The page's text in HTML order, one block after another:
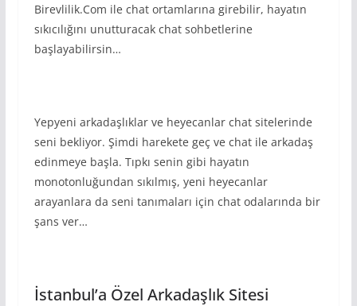
Birevlilik.Com ile chat ortamlarına girebilir, hayatın
sıkıcılığını unutturacak chat sohbetlerine
başlayabilirsin…
Yepyeni arkadaşlıklar ve heyecanlar chat sitelerinde
seni bekliyor. Şimdi harekete geç ve chat ile arkadaş
edinmeye başla. Tıpkı senin gibi hayatın
monotonluğundan sıkılmış, yeni heyecanlar
arayanlara da seni tanımaları için chat odalarında bir
şans ver…
İstanbul’a Özel Arkadaşlık Sitesi